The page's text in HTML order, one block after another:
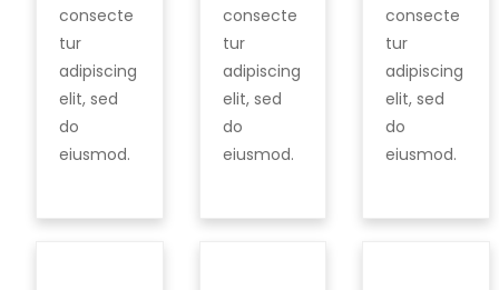
consecte
tur
adipiscing
elit, sed
do
eiusmod.
consecte
tur
adipiscing
elit, sed
do
eiusmod.
consecte
tur
adipiscing
elit, sed
do
eiusmod.